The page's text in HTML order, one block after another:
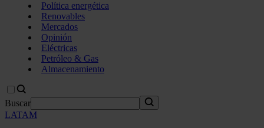
Política energética
Renovables
Mercados
Opinión
Eléctricas
Petróleo & Gas
Almacenamiento
Buscar
LATAM